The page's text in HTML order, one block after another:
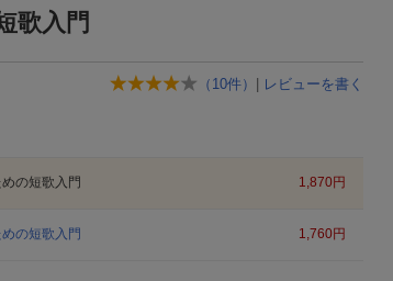
歌入門
（ 10件） | レビューを書く
の短歌入門 1,870円
の短歌入門 1,760円